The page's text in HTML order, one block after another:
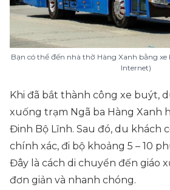
Bạn có thể đến nhà thờ Hàng Xanh bằng
Internet)
Khi đã bắt thành công xe buýt,
xuống trạm Ngã ba Hàng Xanh
Đinh Bộ Lĩnh. Sau đó, du khách
chính xác, đi bộ khoảng 5 – 10
Đây là cách di chuyển đến giáo
đơn giản và nhanh chóng.